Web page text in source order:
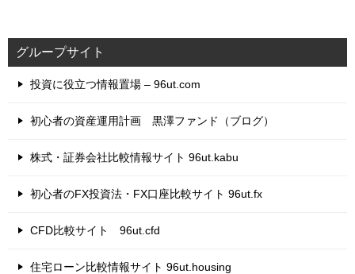
グループサイト
投資に役立つ情報置場 – 96ut.com
初心者の資産運用計画 黒澤ファンド（ブログ）
株式・証券会社比較情報サイト 96ut.kabu
初心者のFX投資法・FX口座比較サイト 96ut.fx
CFD比較サイト 96ut.cfd
住宅ローン比較情報サイト 96ut.housing